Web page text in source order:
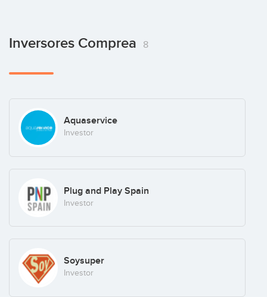
Inversores Comprea 8
Aquaservice
Investor
Plug and Play Spain
Investor
Soysuper
Investor